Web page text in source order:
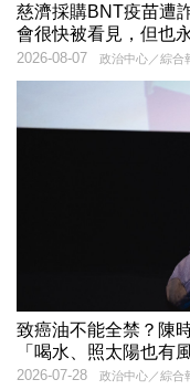
慈濟採購BNT疫苗遭
會很快被看見，但也
政治中心／綜合
2026-08-07
致癌油不能全禁？陳
「喝水、照太陽也有
政治中心／綜合
2026-07-28